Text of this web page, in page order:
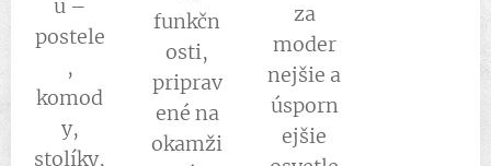
u –
postele
,
komod
y,
stolíky,
funkčn
osti,
priprav
ené na
okamži
za
moder
nejšie a
úsporn
ejšie